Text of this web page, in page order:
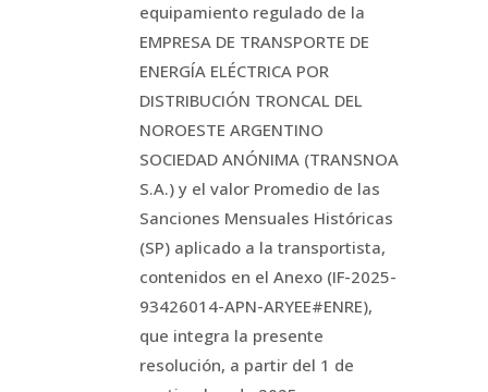
equipamiento regulado de la
EMPRESA DE TRANSPORTE DE
ENERGÍA ELÉCTRICA POR
DISTRIBUCIÓN TRONCAL DEL
NOROESTE ARGENTINO
SOCIEDAD ANÓNIMA (TRANSNOA
S.A.) y el valor Promedio de las
Sanciones Mensuales Históricas
(SP) aplicado a la transportista,
contenidos en el Anexo (IF-2025-
93426014-APN-ARYEE#ENRE),
que integra la presente
resolución, a partir del 1 de